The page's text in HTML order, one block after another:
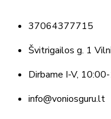
37064377715
Švitrigailos g. 1
Dirbame I-V,
info@voniosguru.lt